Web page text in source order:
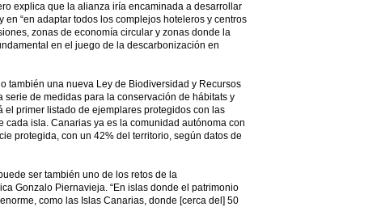
explica que la alianza iría encaminada a desarrollar
en “en adaptar todos los complejos hoteleros y centros
zonas de economía circular y zonas donde la
en el juego de la descarbonización en
también una nueva Ley de Biodiversidad y Recursos
serie de medidas para la conservación de hábitats y
el primer listado de ejemplares protegidos con las
cada isla. Canarias ya es la comunidad autónoma con
protegida, con un 42% del territorio, según datos de
ser también uno de los retos de la
Gonzalo Piernavieja. “En islas donde el patrimonio
como las Islas Canarias, donde [cerca del] 50